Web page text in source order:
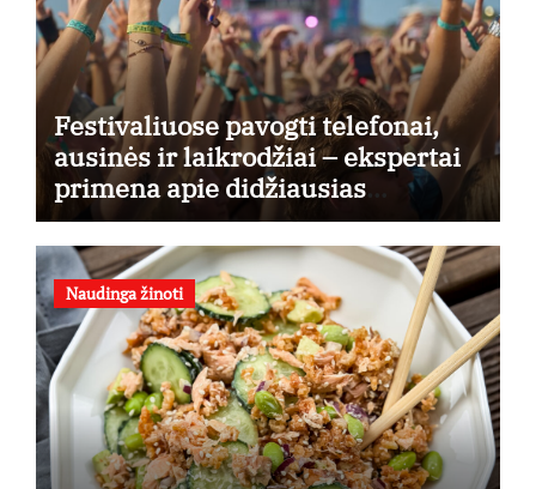
Festivaliuose pavogti telefonai,
ausinės ir laikrodžiai – ekspertai
primena apie didžiausias
finansines rizikas
Naudinga žinoti